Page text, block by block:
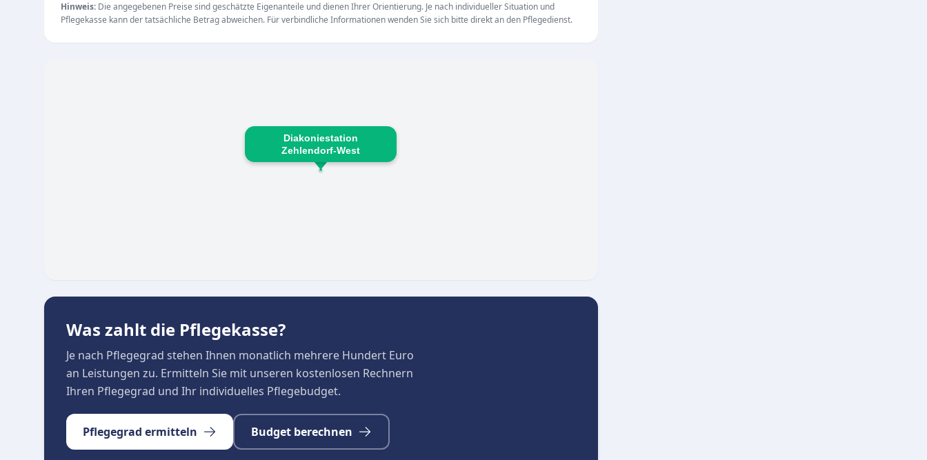
Aktive Unterstützung und Sicherstellung der ärztlichen Therapie
Förderung der individuellen Selbstständigkeit
Umfassende Beratung und Begleitung für Pflegebedürftige und Angehörige
Hinweis: Die angegebenen Preise sind geschätzte Eigenanteile und dienen Ihrer Orientierung. Je nach individueller Situation und
Pflegekasse kann der tatsächliche Betrag abweichen. Für verbindliche Informationen wenden Sie sich bitte direkt an den Pflegedienst.
Diakoniestation
Zehlendorf-West
Was zahlt die Pflegekasse?
Je nach Pflegegrad stehen Ihnen monatlich mehrere Hundert Euro
an Leistungen zu. Ermitteln Sie mit unseren kostenlosen Rechnern
Ihren Pflegegrad und Ihr individuelles Pflegebudget.
Pflegegrad ermitteln Budget berechnen